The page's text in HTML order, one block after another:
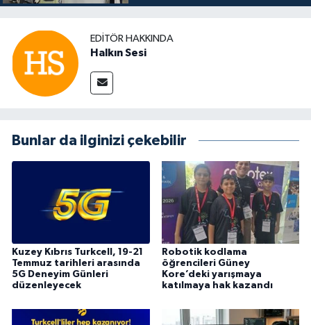
EDITÖR HAKKINDA
Halkın Sesi
Bunlar da ilginizi çekebilir
Kuzey Kıbrıs Turkcell, 19-21
Temmuz tarihleri arasında
5G Deneyim Günleri
düzenleyecek
Robotik kodlama
öğrencileri Güney
Kore’deki yarışmaya
katılmaya hak kazandı